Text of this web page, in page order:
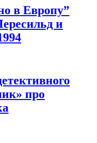
в Европу”
и
про